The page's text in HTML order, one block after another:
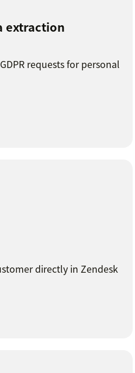
extraction
requests for personal
directly in Zendesk